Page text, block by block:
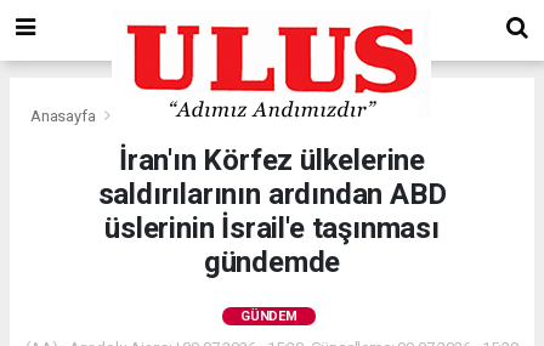
Anasayfa Gündem
İran'ın Körfez ülkelerine
saldırılarının ardından ABD
üslerinin İsrail'e taşınması
gündemde
GÜNDEM